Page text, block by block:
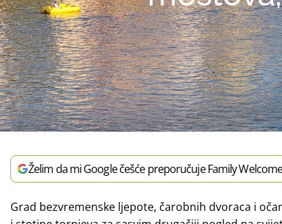
Želim da mi Google češće preporučuje Family
Grad bezvremenske ljepote, čarobnih dvoraca i